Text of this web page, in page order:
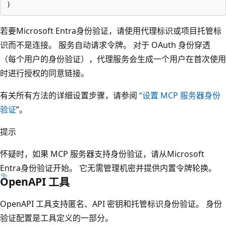
若要Microsoft Entra身份验证，请使用代理标识或项目托管标
识而不是连接。 服务自动请求令牌。 对于 OAuth 身份穿透
（每个用户的身份验证），代理服务会生成一个用户在首次使用
时进行授权的同意链接。
有关所有方法的详细设置步骤，请参阅 “设置 MCP 服务器身份
验证”。
提示
怀疑时，如果 MCP 服务器支持身份验证，请从Microsoft
Entra身份验证开始。 它无需管理机密并提供内置令牌轮换。
OpenAPI 工具
OpenAPI 工具支持匿名、API 密钥和托管标识身份验证。 身份
验证配置是工具定义的一部分。